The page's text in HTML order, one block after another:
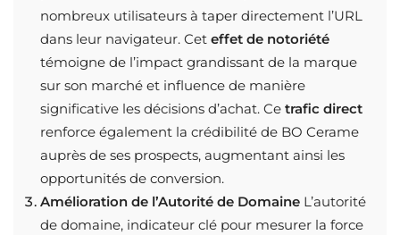
nombreux utilisateurs à taper directement l’URL
dans leur navigateur. Cet effet de notoriété
témoigne de l’impact grandissant de la marque
sur son marché et influence de manière
significative les décisions d’achat. Ce trafic direct
renforce également la crédibilité de BO Cerame
auprès de ses prospects, augmentant ainsi les
opportunités de conversion.
Amélioration de l’Autorité de Domaine L’autorité
de domaine, indicateur clé pour mesurer la force